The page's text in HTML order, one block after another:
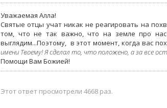
Уважаемая Алла!
Святые отцы учат никак не реагировать на
том, что не так важно, что на земле про
выглядим...Поэтому, в этот момент, когда вас
имени Твоему! Я сделал то, что положено, а за все
Помощи Вам Божией!
Этот ответ просмотрели 4668 раз.